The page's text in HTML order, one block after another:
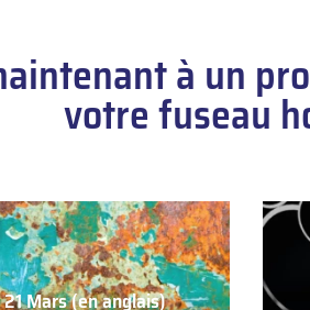
à un
votre fuseau
21 Mars (en anglais)